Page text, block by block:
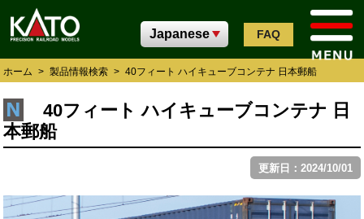
FAQ
ホーム > 製品情報検索 > 40フィート ハイキューブコンテナ 日本郵船
40フィート ハイキューブコンテナ 日
本郵船
更新日：2024/10/01